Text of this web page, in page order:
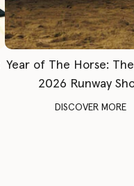
Year of The Horse:
2026 Runway
DISCOVER MORE